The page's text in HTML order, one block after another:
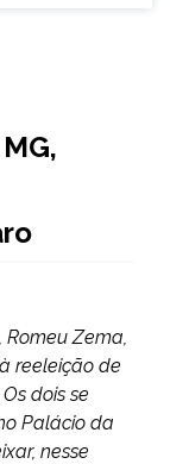
Romeu Zema,
reeleição de
dois se
Palácio da
nesse